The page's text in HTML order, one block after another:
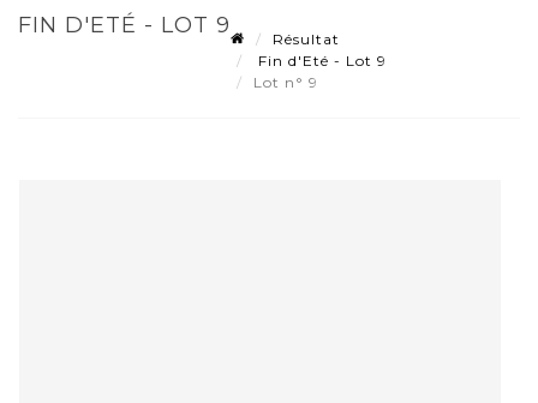
FIN D'ETÉ - LOT 9
Résultat
Fin d'Eté - Lot 9
Lot n° 9